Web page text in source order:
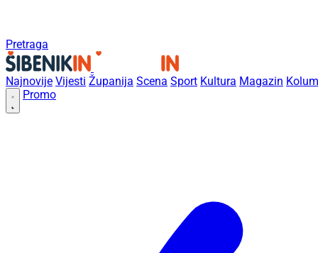
Pretraga
Najnovije Vijesti Županija Scena Sport Kultura Magazin
Promo